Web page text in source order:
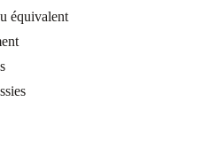
équivalent